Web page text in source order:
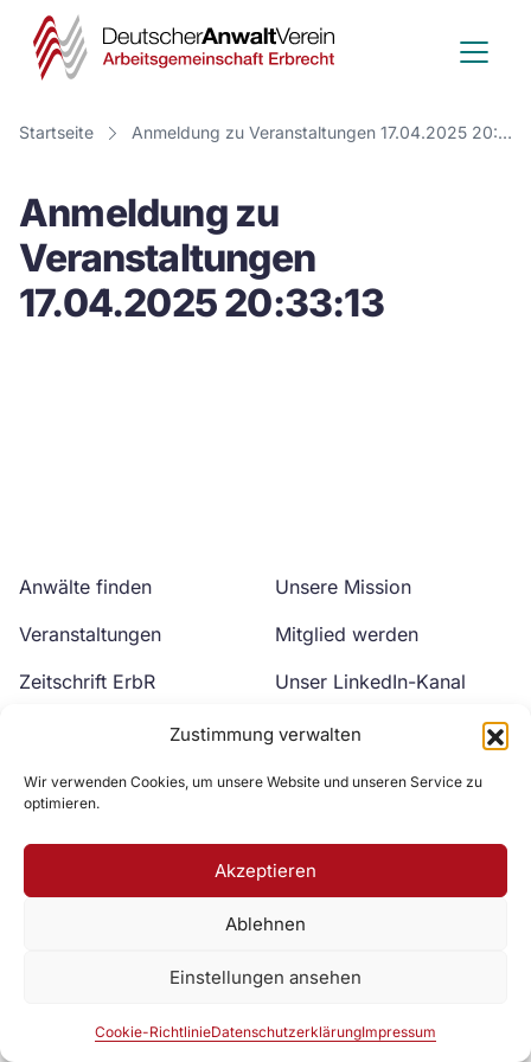
Zustimmung verwalten
Wir verwenden Cookies, um unsere Website und unseren Service zu
optimieren.
Akzeptieren
Ablehnen
Einstellungen ansehen
Cookie-RichtlinieDatenschutzerklärungImpressum
Deutscher
Anwalt
Verein
Startseite Anmeldung zu Veranstaltungen 17.04.2025 20:33:13
Anmeldung zu
Veranstaltungen
17.04.2025 20:33:13
Anwälte finden
Veranstaltungen
Zeitschrift ErbR
Unsere Mission
Mitglied werden
Unser LinkedIn-Kanal
Unser YouTube-Kanal
Zur DAV Webseite